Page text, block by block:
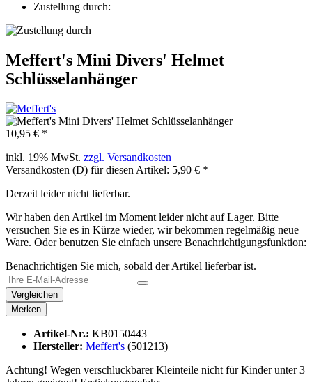
Zustellung durch:
Meffert's Mini Divers' Helmet
Schlüsselanhänger
10,95 € *
inkl. 19% MwSt. zzgl. Versandkosten
Versandkosten (D) für diesen Artikel: 5,90 € *
Derzeit leider nicht lieferbar.
Wir haben den Artikel im Moment leider nicht auf Lager. Bitte
versuchen Sie es in Kürze wieder, wir bekommen regelmäßig neue
Ware. Oder benutzen Sie einfach unsere Benachrichtigungsfunktion:
Benachrichtigen Sie mich, sobald der Artikel lieferbar ist.
Vergleichen
Merken
Artikel-Nr.: KB0150443
Hersteller: Meffert's (501213)
Achtung! Wegen verschluckbarer Kleinteile nicht für Kinder unter 3